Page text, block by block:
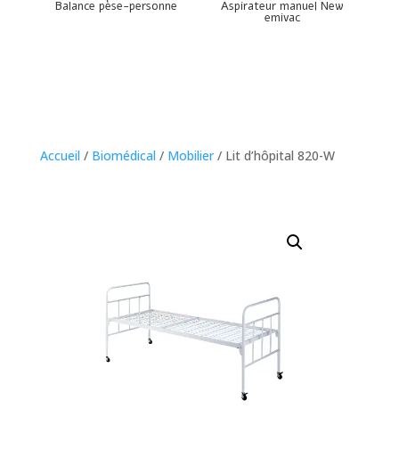
Balance pèse-personne Aspirateur manuel New
emivac
Accueil / Biomédical / Mobilier/ Lit d’hôpital 820-W